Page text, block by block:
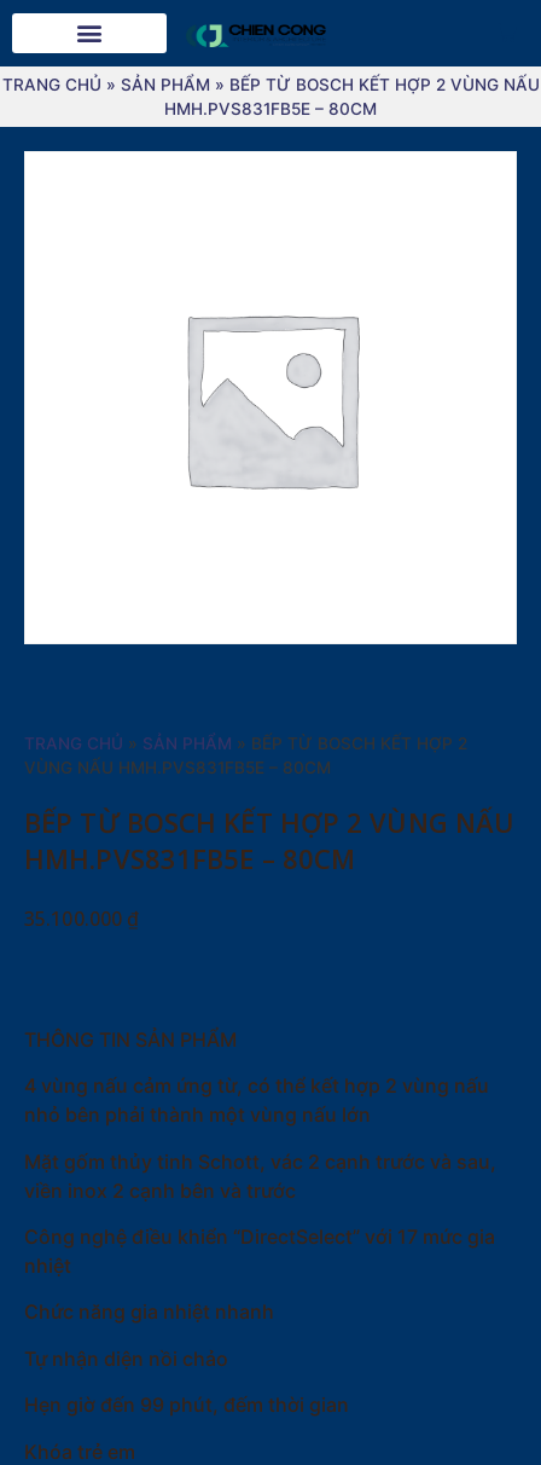
TRANG CHỦ » SẢN PHẨM » BẾP TỪ BOSCH KẾT HỢP 2 VÙNG NẤU
HMH.PVS831FB5E – 80CM
TRANG CHỦ » SẢN PHẨM » BẾP TỪ BOSCH KẾT HỢP 2
VÙNG NẤU HMH.PVS831FB5E – 80CM
BẾP TỪ BOSCH KẾT HỢP 2 VÙNG NẤU
HMH.PVS831FB5E – 80CM
35.100.000 ₫
THÔNG TIN SẢN PHẨM
4 vùng nấu cảm ứng từ, có thể kết hợp 2 vùng nấu
nhỏ bên phải thành một vùng nấu lớn
Mặt gốm thủy tinh Schott, vác 2 cạnh trước và sau,
viền inox 2 cạnh bên và trước
Công nghệ điều khiển “DirectSelect” với 17 mức gia
nhiệt
Chức năng gia nhiệt nhanh
Tự nhận diện nồi chảo
Hẹn giờ đến 99 phút, đếm thời gian
Khóa trẻ em